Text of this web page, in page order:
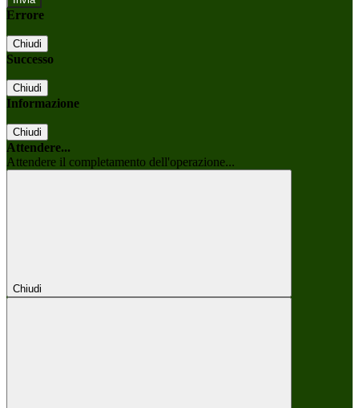
Errore
Chiudi
Successo
Chiudi
Informazione
Chiudi
Attendere...
Attendere il completamento dell'operazione...
Chiudi